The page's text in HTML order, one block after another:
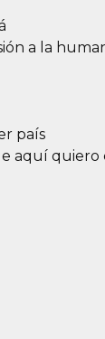
a la
país
aquí